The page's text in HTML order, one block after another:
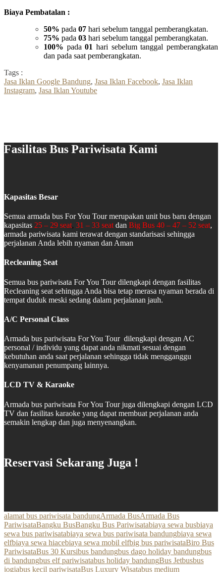
Biaya Pembatalan :
50% pada 07 hari sebelum tanggal pemberangkatan.
75% pada 03 hari sebelum tanggal pemberangkatan.
100% pada01 hari sebelum tanggal pemberangkatan
dan pada saat pemberangkatan.
Tags :
Jasa Iklan Google Bandung, Jasa Iklan Facebook, Jasa Iklan
Instagram, Jasa Iklan Youtube
Fasilitas Bus Pariwisata Kami
Kapasitas Besar
Semua armada bus For You Tour merupakan unit bus baru dengan
kapasitas 25 – 29 seat, 31 – 33 seat dan Big Bus 40 – 47 – 52 seat,
armada pariwisata kami terawat dengan standarisasi sehingga
perjalanan Anda lebih nyaman dan Aman
Recleaning Seat
Semua bus pariwisata For You Tour dilengkapi dengan fasilitas
Recleaning seat sehingga Anda bisa tetap merasa nyaman berada di
tempat duduk meski sedang dalam perjalanan jauh.
A/C Personal Class
Armada bus pariwisata For You Tour dilengkapi dengan AC
personal / individu yang dapat anda nikmati sesuai dengan
kebutuhan anda saat perjalanan sehingga tidak mengganggu
kenyamanan penumpang lainnya.
LCD TV & Karaoke
Armada bus pariwisata For You Tour juga dilengkapi dengan LCD
TV dan fasilitas karaoke yang dapat membuat perjalanan anda
semakin lengkap dan juga menyenangkan.
Reservasi Sekarang Juga !
alamat bus pariwisata bandungArmada BusArmada Bus
PariwisataBangku BusBangku Bus Pariwisatabiaya sewa busbiaya
sewa bus pariwisatabiaya sewa bus pariwisata bandungbiaya sewa
elfbiaya sewa hiacebiaya sewa mobil elfbig bus pariwisataBiro Bus
PariwisataBus 30 Kursibus bandungbus dago holiday bandungbus
di bandungbus elf pariwisatabus holiday bandungBus Jetbusbus
jogjabus kecil pariwisataBus Luxury Wisatabus medium